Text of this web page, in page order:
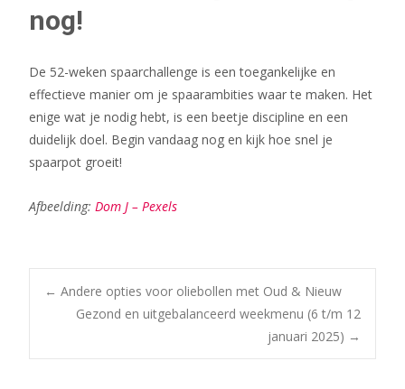
nog!
De 52-weken spaarchallenge is een toegankelijke en
effectieve manier om je spaarambities waar te maken. Het
enige wat je nodig hebt, is een beetje discipline en een
duidelijk doel. Begin vandaag nog en kijk hoe snel je
spaarpot groeit!
Afbeelding: Dom J – Pexels
Bericht
navigatie
← Andere opties voor oliebollen met Oud & Nieuw
Gezond en uitgebalanceerd weekmenu (6 t/m 12
januari 2025) →